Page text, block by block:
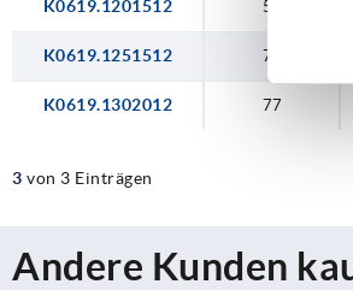
K0619.1201512 56
K0619.1251512 73
K0619.1302012 77
3 von 3 Einträgen
Andere Kunden